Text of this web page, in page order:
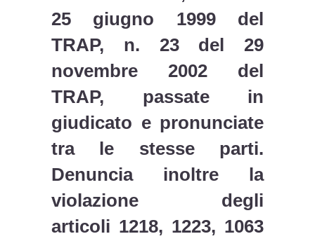
25 giugno 1999 del
TRAP, n. 23 del 29
novembre 2002 del
TRAP, passate in
giudicato e pronunciate
tra le stesse parti.
Denuncia inoltre la
violazione degli
articoli 1218, 1223, 1063